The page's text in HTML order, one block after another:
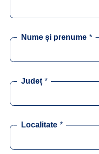
Nume și prenume *
Județ *
Localitate *